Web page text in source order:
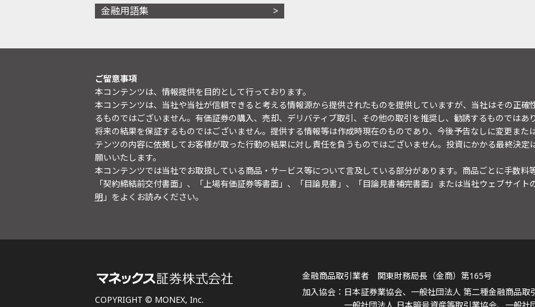
金融用語集
ご留意事項
本コンテンツは、情報提供を目的として行っております。
本コンテンツは、当社や当社が信頼できると考える情報源から提供されたものを提供していますが、当社はその正
るものではございません。有価証券の購入、売却、デリバティブ取引、その他の取引を推奨し、勧誘するものではあ
将来の結果を保証するものではございません。提供する情報等は作成時現在のものであり、今後予告なしに変更また
テンツの内容に依拠してお客様が取った行動の結果に対し責任を負うものではございません。投資にかかる最終決
願いいたします。
本コンテンツでは当社でお取扱している商品・サービス等について言及している部分があります。商品ごとに手数料
「契約締結前交付書面」、「上場有価証券等書面」、「目論見書」、「目論見書補完書面」または当社ウェブサイト
明 」をよくお読みください。
COPYRIGHT © MONEX, Inc.
金融商品取引業者 関東財務局長（金商）第165号
日本証券業協会、一般社団法人 第二種金融商品取